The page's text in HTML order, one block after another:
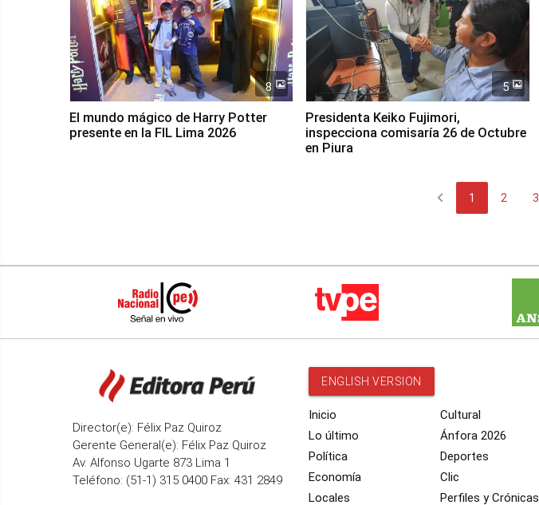
8
El mundo mágico de Harry Potter
presente en la FIL Lima 2026
5
Presidenta Keiko Fujimori,
inspecciona comisaría 26 de Octubre
en Piura
chevron_left 1 2 3
Director(e): Félix Paz Quiroz
Gerente General(e): Félix Paz Quiroz
Av. Alfonso Ugarte 873 Lima 1
Teléfono: (51-1) 315 0400 Fax: 431 2849
ENGLISH VERSION
Inicio
Lo último
Política
Economía
Locales
Cultural
Ánfora 2026
Deportes
Clic
Perfiles y Crónicas